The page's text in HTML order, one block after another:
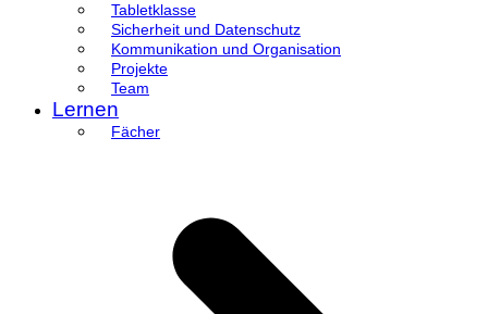
Tabletklasse
Sicherheit und Datenschutz
Kommunikation und Organisation
Projekte
Team
Lernen
Fächer